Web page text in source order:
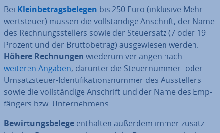
Bei Klein­be­trags­be­le­gen bis 250 Euro (inklusive Mehr­
wert­steu­er) müssen die voll­stän­di­ge Anschrift, der Name
des Rech­nungs­stel­lers sowie der Steu­er­satz (7 oder 19
Prozent und der Brut­to­be­trag) aus­ge­wie­sen werden.
Höhere Rech­nun­gen wiederum verlangen nach
weiteren Angaben, darunter die Steu­er­num­mer- oder
Um­satz­steu­er-Iden­ti­fi­ka­ti­ons­num­mer des Aus­stel­lers
sowie die voll­stän­di­ge Anschrift und der Name des Emp­
fän­gers bzw. Un­ter­neh­mens.
Be­wir­tungs­be­le­ge enthalten außerdem immer zu­sätz­